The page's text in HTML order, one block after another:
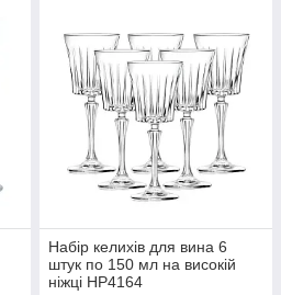
Набір келихів для вина 6
штук по 150 мл на високій
ніжці HP4164